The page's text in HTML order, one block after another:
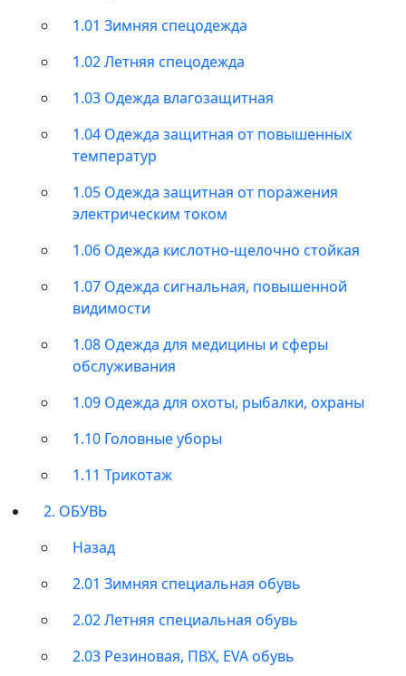
1.01 Зимняя спецодежда
1.02 Летняя спецодежда
1.03 Одежда влагозащитная
1.04 Одежда защитная от повышенных
температур
1.05 Одежда защитная от поражения
электрическим током
1.06 Одежда кислотно-щелочно стойкая
1.07 Одежда сигнальная, повышенной
видимости
1.08 Одежда для медицины и сферы
обслуживания
1.09 Одежда для охоты, рыбалки, охраны
1.10 Головные уборы
1.11 Трикотаж
2. ОБУВЬ
Назад
2.01 Зимняя специальная обувь
2.02 Летняя специальная обувь
2.03 Резиновая, ПВХ, EVA обувь